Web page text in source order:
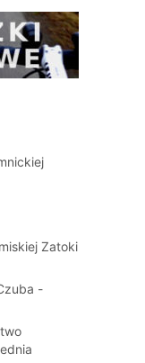
Zatoki
-